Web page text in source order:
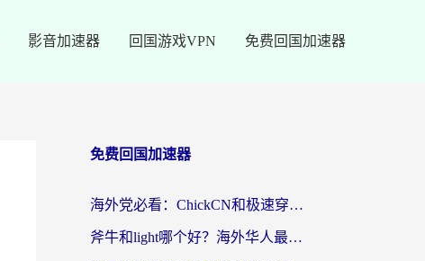
影音加速器 回国游戏VPN 免费回国加速器
免费回国加速器
海外党必看：ChickCN和极速穿梭VPN好用吗？3招教你选对回国加速器无缝刷国内资源
斧牛和light哪个好？海外华人最关心的回国加速器选择难题，一篇讲透